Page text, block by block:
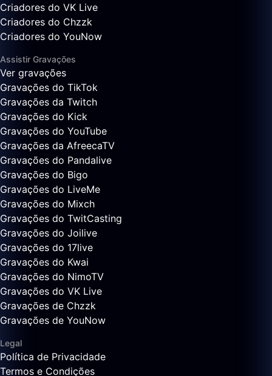
Criadores do VK Live
Criadores do Chzzk
Criadores do YouNow
Assistir Gravações
Ver gravações
Gravações do TikTok
Gravações da Twitch
Gravações do Kick
Gravações do YouTube
Gravações da AfreecaTV
Gravações do Pandalive
Gravações do Bigo
Gravações do LiveMe
Gravações do Mixch
Gravações do TwitCasting
Gravações do Joilive
Gravações do 17live
Gravações do Kwai
Gravações do NimoTV
Gravações do VK Live
Gravações de Chzzk
Gravações de YouNow
Legal
Política de Privacidade
Termos e Condições